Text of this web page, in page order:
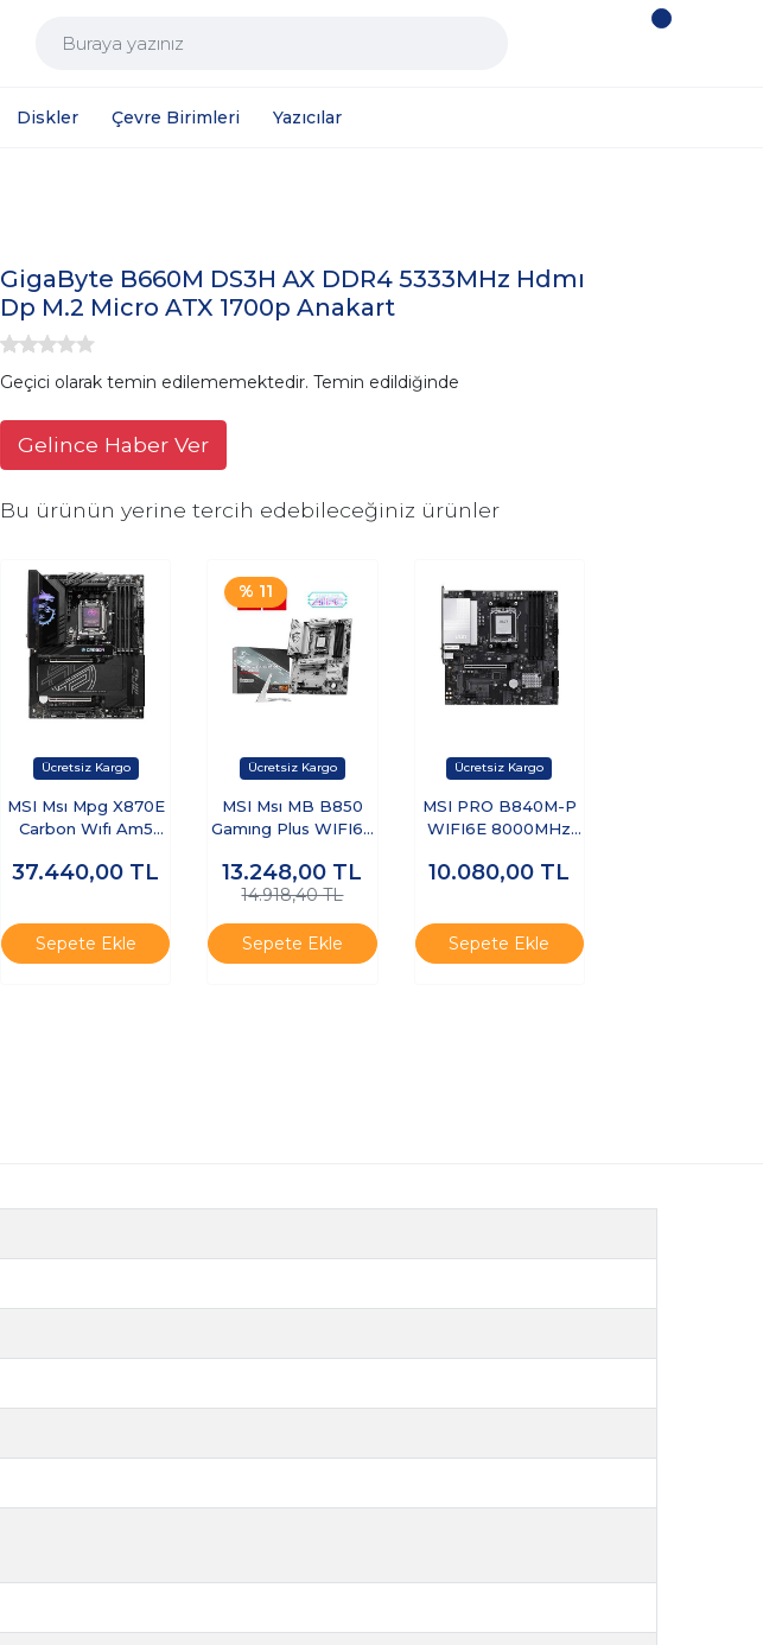
Diskler Çevre Birimleri Yazıcılar
GigaByte B660M DS3H AX DDR4 5333MHz Hdmı
Dp M.2 Micro ATX 1700p Anakart
Geçici olarak temin edilememektedir. Temin edildiğinde
Gelince Haber Ver
Bu ürünün yerine tercih edebileceğiniz ürünler
MSI Msı Mpg X870E
Carbon Wıfı Am5
Usb4 4x M.2 HDMI
7 Rgb Atx
37.440,00 TL
Sepete Ekle
% 11
MSI Msı MB B850
Gamıng Plus WIFI6E
8200MHZ(OC)MHz
Am5 Atx Anakart
13.248,00 TL
14.918,40 TL
Sepete Ekle
MSI PRO B840M-P
WIFI6E 8000MHz
AM5 M.2 HDMI
10.080,00 TL
Sepete Ekle